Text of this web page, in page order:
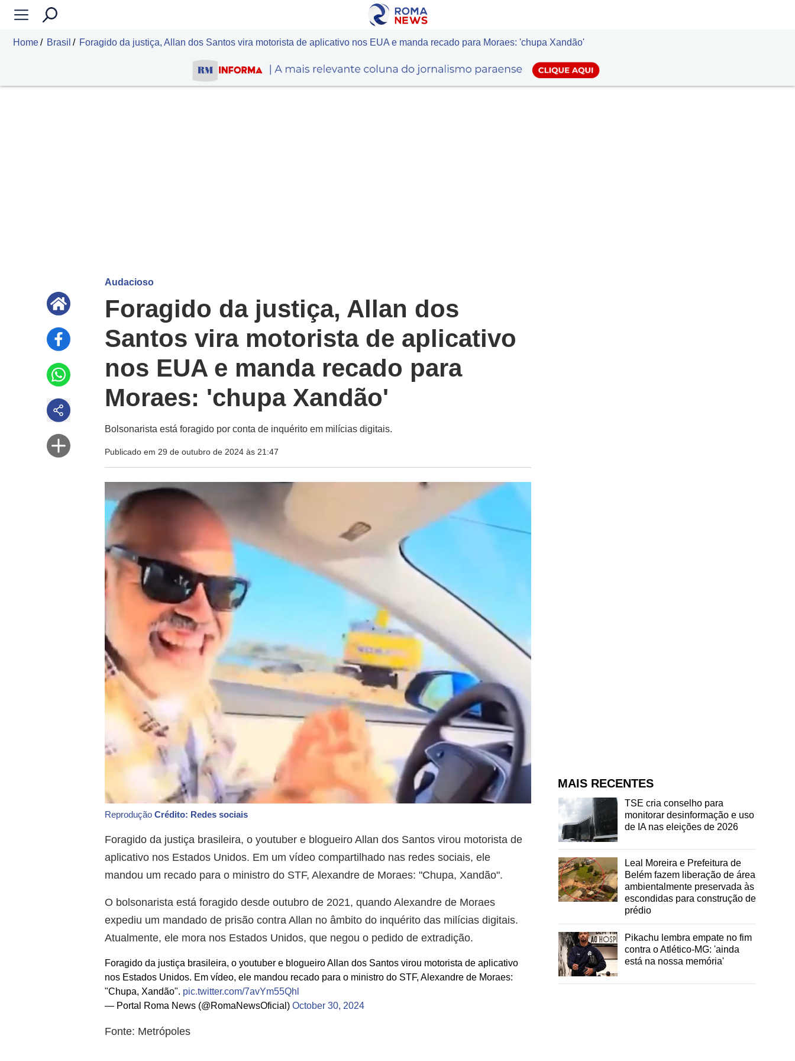
Home Brasil Foragido da justiça, Allan dos Santos vira motorista de aplicativo nos EUA e manda recado para Moraes: 'chupa Xandão'
Audacioso
Foragido da justiça, Allan dos
Santos vira motorista de aplicativo
nos EUA e manda recado para
Moraes: 'chupa Xandão'
Bolsonarista está foragido por conta de inquérito em milícias digitais.
Publicado em 29 de outubro de 2024 às 21:47
ReproduçãoCrédito: Redes sociais
Foragido da justiça brasileira, o youtuber e blogueiro Allan dos Santos virou motorista de
aplicativo nos Estados Unidos. Em um vídeo compartilhado nas redes sociais, ele
mandou um recado para o ministro do STF, Alexandre de Moraes: "Chupa, Xandão".
O bolsonarista está foragido desde outubro de 2021, quando Alexandre de Moraes
expediu um mandado de prisão contra Allan no âmbito do inquérito das milícias digitais.
Atualmente, ele mora nos Estados Unidos, que negou o pedido de extradição.
Foragido da justiça brasileira, o youtuber e blogueiro Allan dos Santos virou motorista de aplicativo
nos Estados Unidos. Em vídeo, ele mandou recado para o ministro do STF, Alexandre de Moraes:
"Chupa, Xandão". pic.twitter.com/7avYm55Qhl
— Portal Roma News (@RomaNewsOficial)October 30, 2024
Fonte: Metrópoles
MAIS RECENTES
TSE cria conselho para
monitorar desinformação e uso
de IA nas eleições de 2026
Leal Moreira e Prefeitura de
Belém fazem liberação de área
ambientalmente preservada às
escondidas para construção de
prédio
Pikachu lembra empate no fim
contra o Atlético-MG: 'ainda
está na nossa memória'